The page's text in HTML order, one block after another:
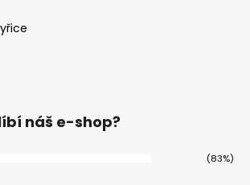
náš e-shop?
(83%)